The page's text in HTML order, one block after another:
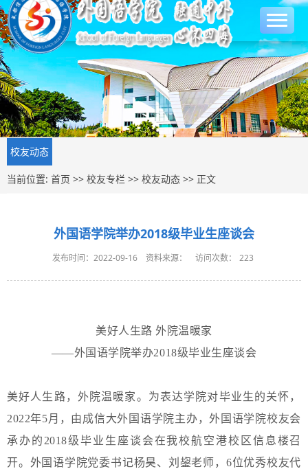
校友动态
当前位置: 首页 >> 校友专栏 >> 校友动态 >> 正文
外国语学院举办2018级毕业生座谈会
发布时间：2022-09-16 资料来源： 访问次数： 223
美好人生路 外院温暖家
——外国语学院举办2018级毕业生座谈会
美好人生路，外院温暖家。为表达学院对毕业生的关怀，
2022年5月，由成信大外国语学院主办，外国语学院校友会
承办的2018级毕业生座谈会在我校航空港校区信息楼召
开。外国语学院党委书记杨昊、刘鋆老师，6位优秀校友代